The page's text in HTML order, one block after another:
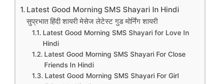
Latest Good Morning SMS Shayari In Hindi
सुप्रभात हिंदी शायरी मेसेज लेटेस्ट गुड मोर्निंग शायरी
Latest Good Morning SMS Shayari for Love In
Hindi
Latest Good Morning SMS Shayari For Close
Friends In Hindi
Latest Good Morning SMS Shayari For Girl